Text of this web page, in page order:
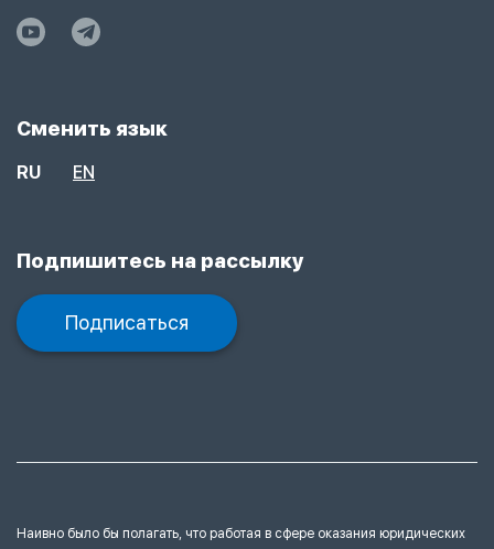
Сменить язык
RU EN
Подпишитесь на рассылку
Подписаться
Наивно было бы полагать, что работая в сфере оказания юридических